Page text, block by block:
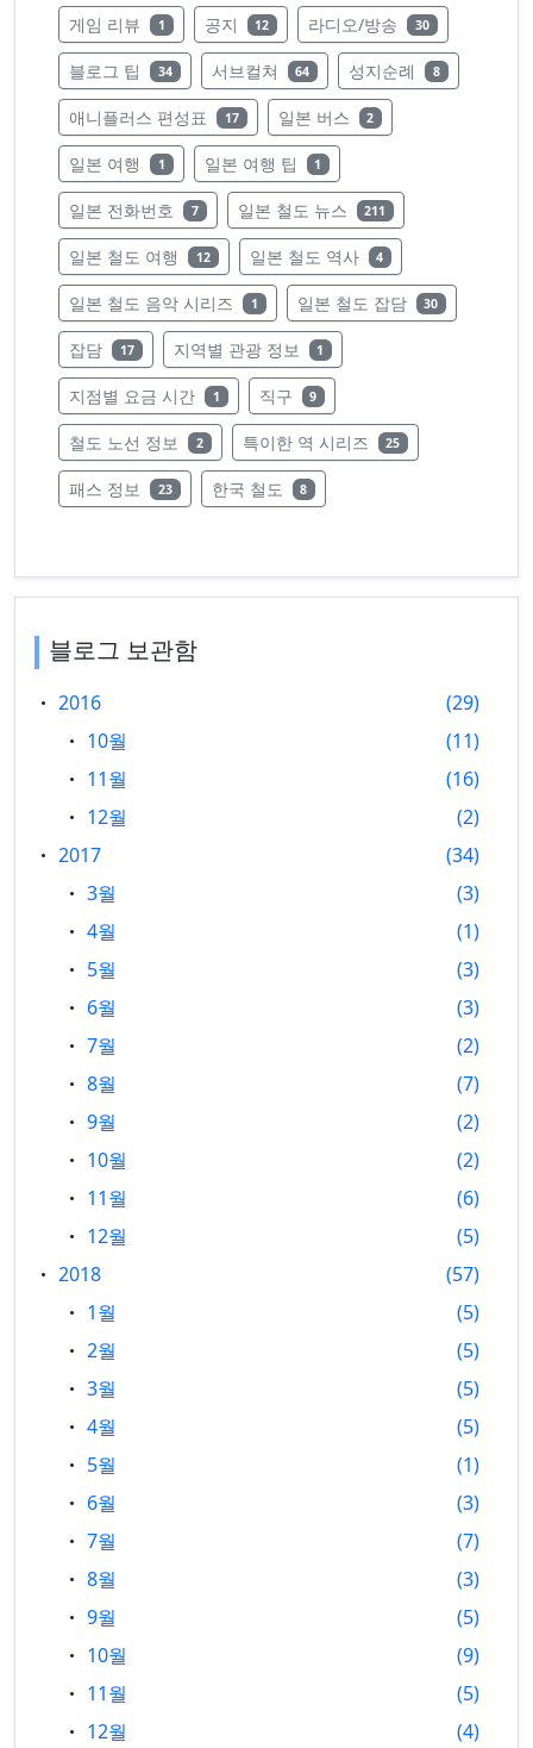
게임 리뷰 레이블의 글 수
1 공지 레이블의 글 수
12 라디오/방송 레이블의 글 수
30
블로그 팁 레이블의 글 수
34 서브컬쳐 레이블의 글 수
64 성지순례 레이블의 글 수
8
애니플러스 편성표 레이블의 글 수
17 일본 버스 레이블의 글 수
2
일본 여행 레이블의 글 수
1 일본 여행 팁 레이블의 글 수
1
일본 전화번호 레이블의 글 수
7 일본 철도 뉴스 레이블의 글 수
211
일본 철도 여행 레이블의 글 수
12 일본 철도 역사 레이블의 글 수
4
일본 철도 음악 시리즈 레이블의 글 수
1 일본 철도 잡담 레이블의 글 수
30
잡담 레이블의 글 수
17 지역별 관광 정보 레이블의 글 수
1
지점별 요금 시간 레이블의 글 수
1 직구 레이블의 글 수
9
철도 노선 정보 레이블의 글 수
2 특이한 역 시리즈 레이블의 글 수
25
패스 정보 레이블의 글 수
23 한국 철도 레이블의 글 수
8
블로그 보관함
2016
29
10월
11
11월
16
12월
2
2017
34
3월
3
4월
1
5월
3
6월
3
7월
2
8월
7
9월
2
10월
2
11월
6
12월
5
2018
57
1월
5
2월
5
3월
5
4월
5
5월
1
6월
3
7월
7
8월
3
9월
5
10월
9
11월
5
12월
4